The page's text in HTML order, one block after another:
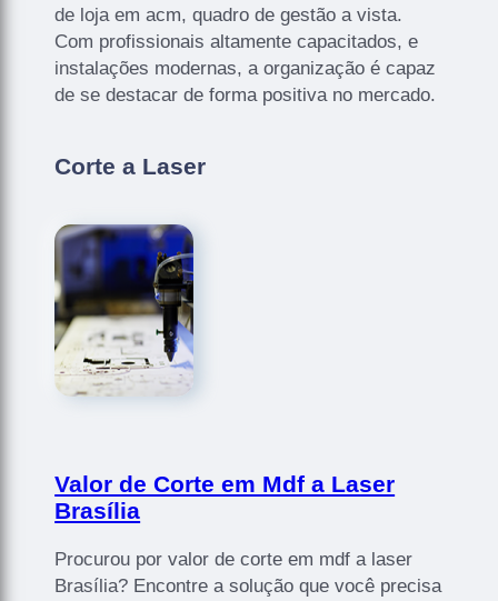
de loja em acm, quadro de gestão a vista.
Com profissionais altamente capacitados, e
instalações modernas, a organização é capaz
de se destacar de forma positiva no mercado.
Corte a Laser
Valor de Corte em Mdf a Laser
Brasília
Procurou por valor de corte em mdf a laser
Brasília? Encontre a solução que você precisa